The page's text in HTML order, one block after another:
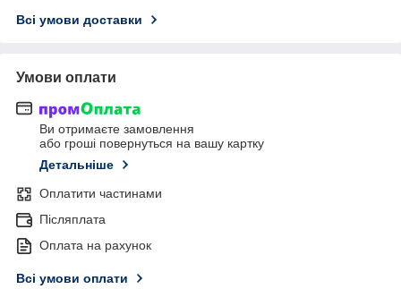
Всі умови доставки
Умови оплати
Ви отримаєте замовлення
або гроші повернуться на вашу картку
Детальніше
Оплатити частинами
Післяплата
Оплата на рахунок
Всі умови оплати